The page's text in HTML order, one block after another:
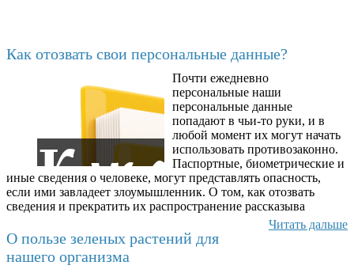
Как отозвать свои персональные данные?
Почти ежедневно
персональные наши
персональные данные
попадают в чьи-то руки, и в
любой момент их могут начать
использовать противозаконно.
Паспортные, биометрические и
иные сведения о человеке, могут представлять опасность,
если ими завладеет злоумышленник. О том, как отозвать
сведения и прекратить их распространение рассказыва
Читать дальше
О пользе зеленых растений для
нашего организма